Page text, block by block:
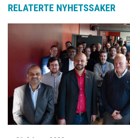
RELATERTE NYHETSSAKER